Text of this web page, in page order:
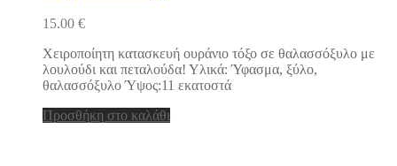
15.00 €
Χειροποίητη κατασκευή ουράνιο τόξο σε θαλασσόξυλο με
λουλούδι και πεταλούδα! Υλικά: Ύφασμα, ξύλο,
θαλασσόξυλο Ύψος:11 εκατοστά
Προσθήκη στο καλάθι